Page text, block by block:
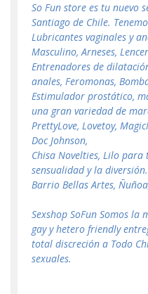
So Fun store es tu nuevo
Santiago de Chile.
Lubricantes vaginales y
Masculino, Arneses,
Entrenadores de
anales, Feromonas,
Estimulador prostático,
una gran variedad de
PrettyLove, Lovetoy,
Doc Johnson,
Chisa Novelties, Lilo
sensualidad y la
Barrio Bellas Artes,
Sexshop SoFun Somos
gay y hetero friendly
total discreción a Todo
sexuales.